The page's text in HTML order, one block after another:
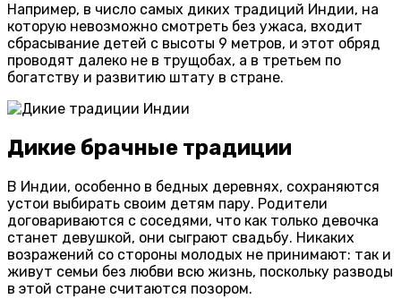
Например, в число самых диких традиций Индии, на
которую невозможно смотреть без ужаса, входит
сбрасывание детей с высоты 9 метров, и этот обряд
проводят далеко не в трущобах, а в третьем по
богатству и развитию штату в стране.
Дикие брачные традиции
В Индии, особенно в бедных деревнях, сохраняются
устои выбирать своим детям пару. Родители
договариваются с соседями, что как только девочка
станет девушкой, они сыграют свадьбу. Никаких
возражений со стороны молодых не принимают: так и
живут семьи без любви всю жизнь, поскольку разводы
в этой стране считаются позором.